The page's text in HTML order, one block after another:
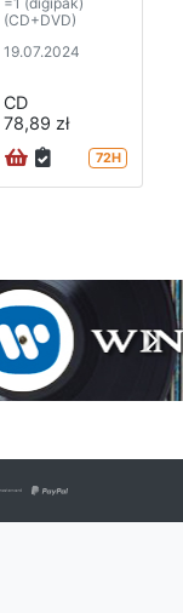
(CD+DVD)
19.07.2024
CD
78,89 zł
72H